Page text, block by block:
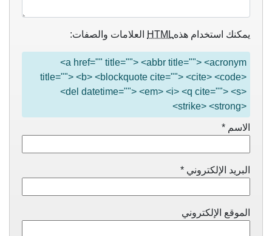
يمكنك استخدام هذهHTML العلامات والصفات:
<a href="" title=""> <abbr title=""> <acronym
title=""> <b> <blockquote cite=""> <cite> <code>
<del datetime=""> <em> <i> <q cite=""> <s>
<strike> <strong>
الاسم *
البريد الإلكتروني *
الموقع الإلكتروني